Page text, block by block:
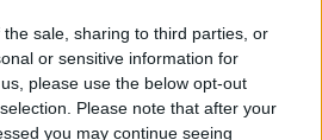
sale, sharing to third parties, or
or sensitive information for
please use the below opt-out
Please note that after your
you may continue seeing
και εξωτερικούς
και κατά τη διάρκεια